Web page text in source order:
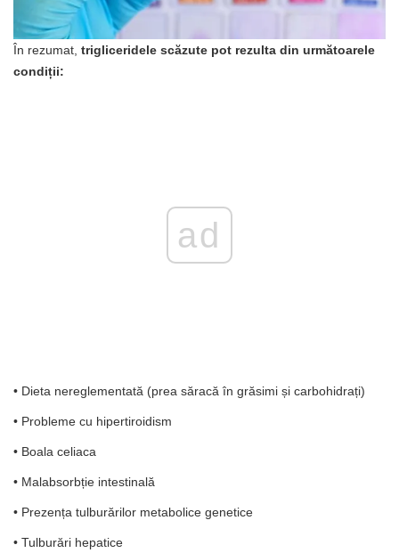
În rezumat, trigliceridele scăzute pot rezulta din următoarele
condiții:
ad
• Dieta nereglementată (prea săracă în grăsimi și carbohidrați)
• Probleme cu hipertiroidism
• Boala celiaca
• Malabsorbție intestinală
• Prezența tulburărilor metabolice genetice
• Tulburări hepatice